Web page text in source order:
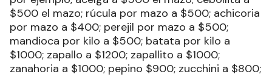
$500 el mazo; rúcula por mazo a $500; achicoria
por mazo a $400; perejil por mazo a $500;
mandioca por kilo a $500; batata por kilo a
$1000; zapallo a $1200; zapallito a $1000;
zanahoria a $1000; pepino $900; zucchini a $800;